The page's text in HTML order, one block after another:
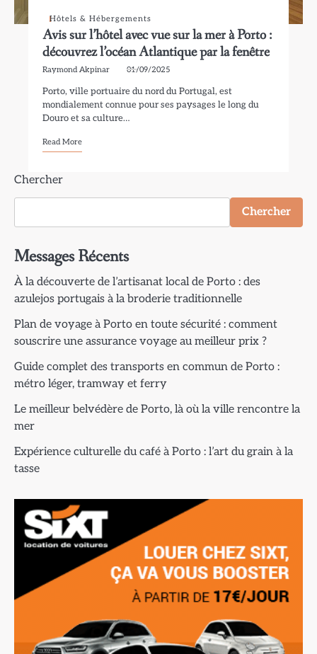
Hôtels & Hébergements
Avis sur l’hôtel avec vue sur la mer à Porto :
découvrez l’océan Atlantique par la fenêtre
Raymond Akpinar 01/09/2025
Porto, ville portuaire du nord du Portugal, est
mondialement connue pour ses paysages le long du
Douro et sa culture…
Read More
Chercher
Chercher
Messages Récents
À la découverte de l’artisanat local de Porto : des
azulejos portugais à la broderie traditionnelle
Plan de voyage à Porto en toute sécurité : comment
souscrire une assurance voyage au meilleur prix ?
Guide complet des transports en commun de Porto :
métro léger, tramway et ferry
Le meilleur belvédère de Porto, là où la ville rencontre la
mer
Expérience culturelle du café à Porto : l’art du grain à la
tasse